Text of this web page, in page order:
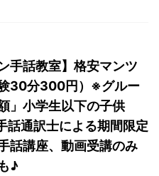
手話教室】格安マンツ
30分300円）※グルー
」小学生以下の子供
話通訳士による期間限定
話講座、動画受講のみ
♪